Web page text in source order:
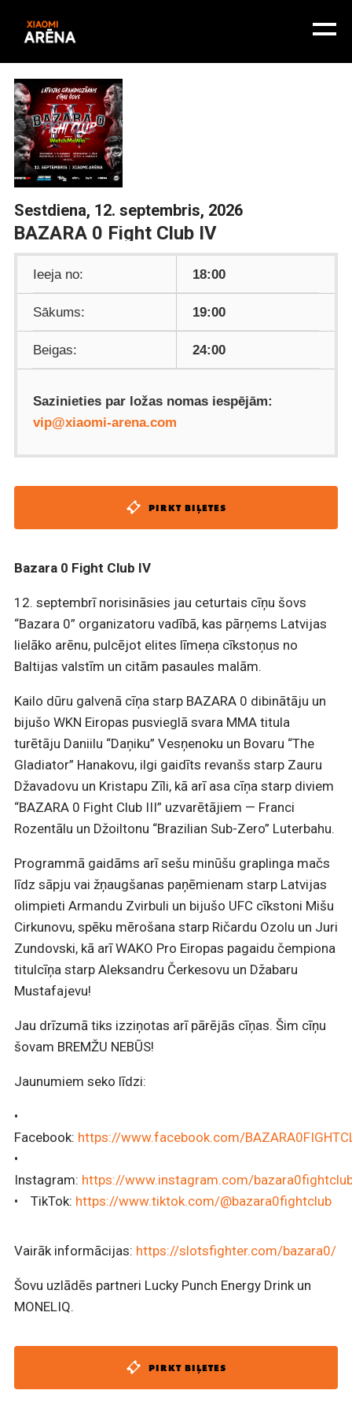
Sestdiena, 12. septembris, 2026
BAZARA 0 Fight Club IV
Ieeja no: 18:00
Sākums: 19:00
Beigas: 24:00
Sazinieties par ložas nomas iespējām:
vip@xiaomi-arena.com
PIRKT BIĻETES
Bazara 0 Fight Club IV
12. septembrī norisināsies jau ceturtais cīņu šovs
“Bazara 0” organizatoru vadībā, kas pārņems Latvijas
lielāko arēnu, pulcējot elites līmeņa cīkstoņus no
Baltijas valstīm un citām pasaules malām.
Kailo dūru galvenā cīņa starp BAZARA 0 dibinātāju un
bijušo WKN Eiropas pusvieglā svara MMA titula
turētāju Daniilu “Daņiku” Vesņenoku un Bovaru “The
Gladiator” Hanakovu, ilgi gaidīts revanšs starp Zauru
Džavadovu un Kristapu Zīli, kā arī asa cīņa starp diviem
“BAZARA 0 Fight Club III” uzvarētājiem — Franci
Rozentālu un Džoiltonu “Brazilian Sub-Zero” Luterbahu.
Programmā gaidāms arī sešu minūšu graplinga mačs
līdz sāpju vai žņaugšanas paņēmienam starp Latvijas
olimpieti Armandu Zvirbuli un bijušo UFC cīkstoni Mišu
Cirkunovu, spēku mērošana starp Ričardu Ozolu un Juri
Zundovski, kā arī WAKO Pro Eiropas pagaidu čempiona
titulcīņa starp Aleksandru Čerkesovu un Džabaru
Mustafajevu!
Jau drīzumā tiks izziņotas arī pārējās cīņas. Šim cīņu
šovam BREMŽU NEBŪS!
Jaunumiem seko līdzi:
•
Facebook: https://www.facebook.com/
•
Instagram: https://www.instagram.com/
• TikTok: https://www.tiktok.com/@bazara0fightclub
Vairāk informācijas: https://slotsfighter.com/bazara0/
Šovu uzlādēs partneri Lucky Punch Energy Drink un
MONELIQ.
PIRKT BIĻETES